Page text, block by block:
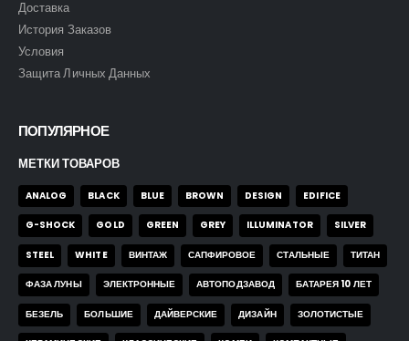
Доставка
История Заказов
Условия
Защита Личных Данных
ПОПУЛЯРНОЕ
МЕТКИ ТОВАРОВ
ANALOG BLACK BLUE BROWN DESIGN EDIFICE
G-SHOCK GOLD GREEN GREY ILLUMINATOR SILVER
STEEL WHITE ВИНТАЖ САПФИРОВОЕ СТАЛЬНЫЕ ТИТАН
ФАЗА ЛУНЫ ЭЛЕКТРОННЫЕ АВТОПОДЗАВОД БАТАРЕЯ 10 ЛЕТ
БЕЗЕЛЬ БОЛЬШИЕ ДАЙВЕРСКИЕ ДИЗАЙН ЗОЛОТИСТЫЕ